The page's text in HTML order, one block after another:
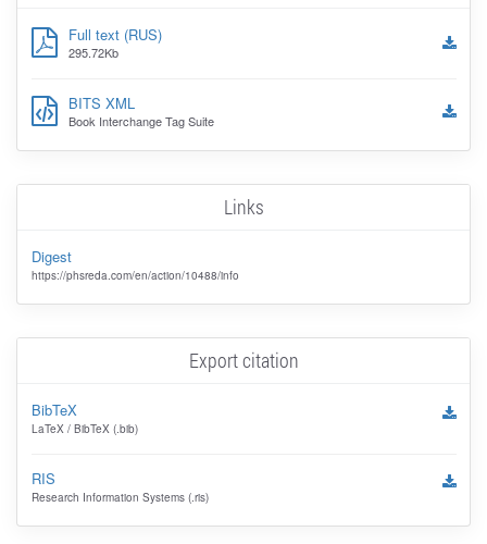
Full text (RUS)
295.72Kb
BITS XML
Book Interchange Tag Suite
Links
Digest
https://phsreda.com/en/action/10488/info
Export citation
BibTeX
LaTeX / BibTeX (.bib)
RIS
Research Information Systems (.ris)